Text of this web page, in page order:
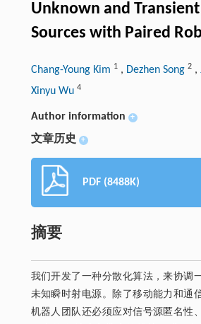
Unknown and
Sources with Paired
Chang-Young Kim 1, Dezhen Song 2,
Xinyu Wu 4
Author information +
文章历史 +
PDF (8488K)
摘要
我们开发了一种分散化算法，来协调
未知瞬时射电源。除了移动能力和通
机器人团队还必须应对信号源匿名性